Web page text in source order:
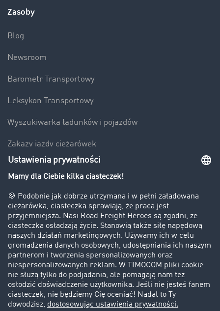
Zasoby
Blog
Newsroom
Barometr Transportowy
Leksykon Transportowy
Wyszukiwarka ładunków i pojazdów
Zakazy jazdy ciężarówek
Bezpieczeństwo
Firma
Historie sukcesu
Klienci pozyskują nowych klientów
Informacje prawne
Impressum
OWU